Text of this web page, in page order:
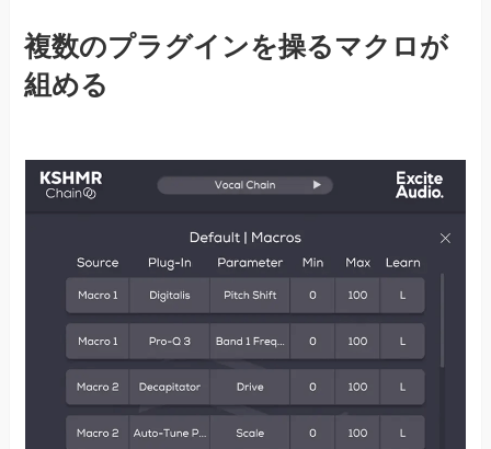
複数のプラグインを操るマクロが
組める